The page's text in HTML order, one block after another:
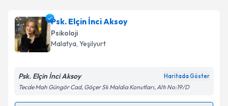
Psk. Berivan Batiçin randevu takvimi talebi
oluşturun. Size bu uzmandan randevu almanız için bir
takvim hazırlandığında e-posta ile bilgilendireceğiz.
Psk. Elçin İnci Aksoy
Psikoloji
Malatya, Yeşilyurt
Psk. Elçin İnci Aksoy Haritada Göster
Tecde Mah Güngör Cad, Göçer Sk Maldia Konutları, Altı No:19/D